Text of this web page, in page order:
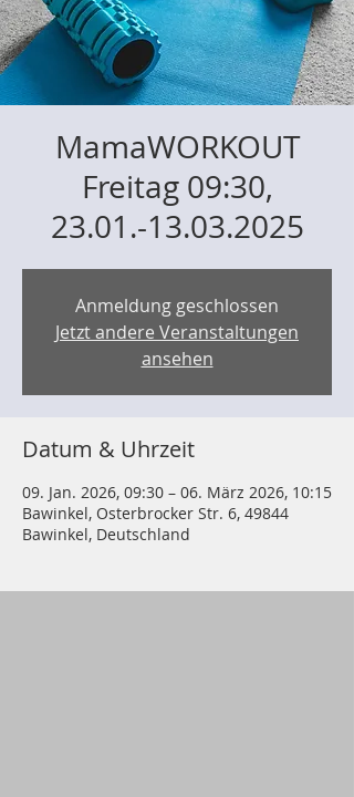
MamaWORKOUT
Freitag 09:30,
23.01.-13.03.2025
Anmeldung geschlossen
Jetzt andere Veranstaltungen
ansehen
Datum & Uhrzeit
09. Jan. 2026, 09:30 – 06. März 2026, 10:15
Bawinkel, Osterbrocker Str. 6, 49844
Bawinkel, Deutschland